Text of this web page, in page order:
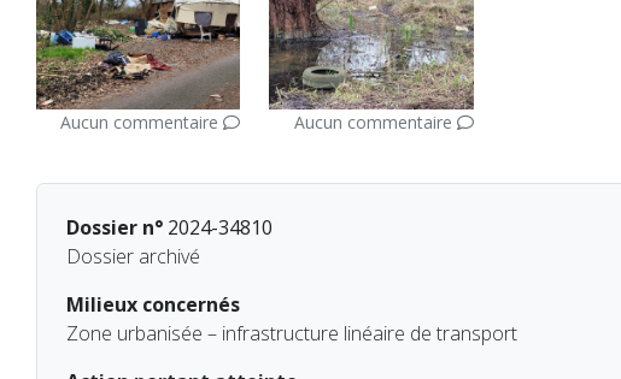
Aucun commentaire Aucun commentaire
Dossier n°2024-34810
Dossier archivé
Milieux concernés
Zone urbanisée – infrastructure linéaire de transport